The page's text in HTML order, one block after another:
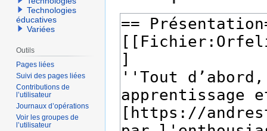
Technologies
éducatives
Variées
Outils
Pages liées
Suivi des pages liées
Contributions de
l’utilisateur
Journaux d’opérations
Voir les groupes de
l’utilisateur